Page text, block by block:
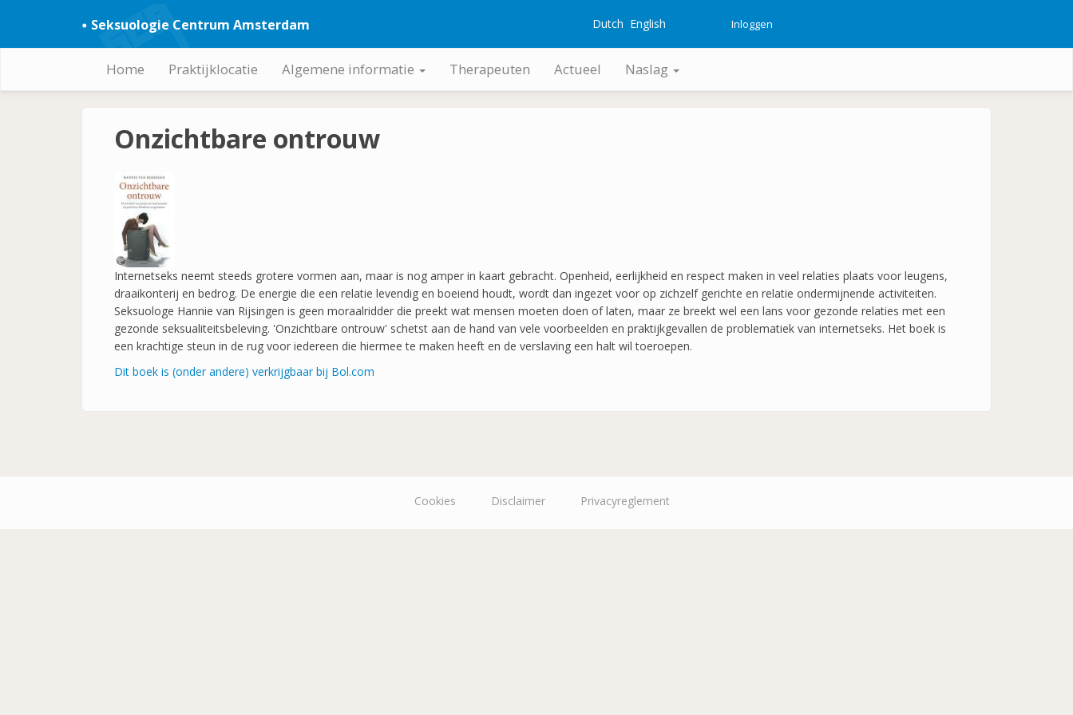
Seksuologie Centrum Amsterdam Dutch English Gebruikersmenu
Inloggen
Hoofdnavigatie
Home Praktijklocatie Algemene informatie Therapeuten Actueel Naslag
Onzichtbare ontrouw
Internetseks neemt steeds grotere vormen aan, maar is nog amper in kaart gebracht. Openheid, eerlijkheid en respect maken in veel relaties plaats voor leugens,
draaikonterij en bedrog. De energie die een relatie levendig en boeiend houdt, wordt dan ingezet voor op zichzelf gerichte en relatie ondermijnende activiteiten.
Seksuologe Hannie van Rijsingen is geen moraalridder die preekt wat mensen moeten doen of laten, maar ze breekt wel een lans voor gezonde relaties met een
gezonde seksualiteitsbeleving. 'Onzichtbare ontrouw' schetst aan de hand van vele voorbeelden en praktijkgevallen de problematiek van internetseks. Het boek is
een krachtige steun in de rug voor iedereen die hiermee te maken heeft en de verslaving een halt wil toeroepen.
Dit boek is (onder andere) verkrijgbaar bij Bol.com
Cookies Disclaimer Privacyreglement